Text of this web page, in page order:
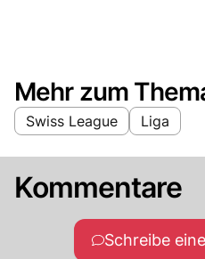
Mehr zum
Swiss League Liga
Kommentare
Schreibe